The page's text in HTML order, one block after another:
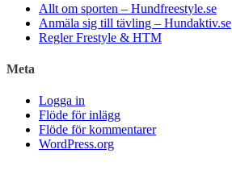
Allt om sporten – Hundfreestyle.se
Anmäla sig till tävling – Hundaktiv.se
Regler Frestyle & HTM
Meta
Logga in
Flöde för inlägg
Flöde för kommentarer
WordPress.org